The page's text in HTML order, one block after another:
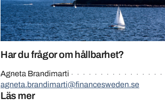
Har du frågor om hållbarhet?
Agneta Brandimarti
agneta.brandimarti@financesweden.se
Läs mer